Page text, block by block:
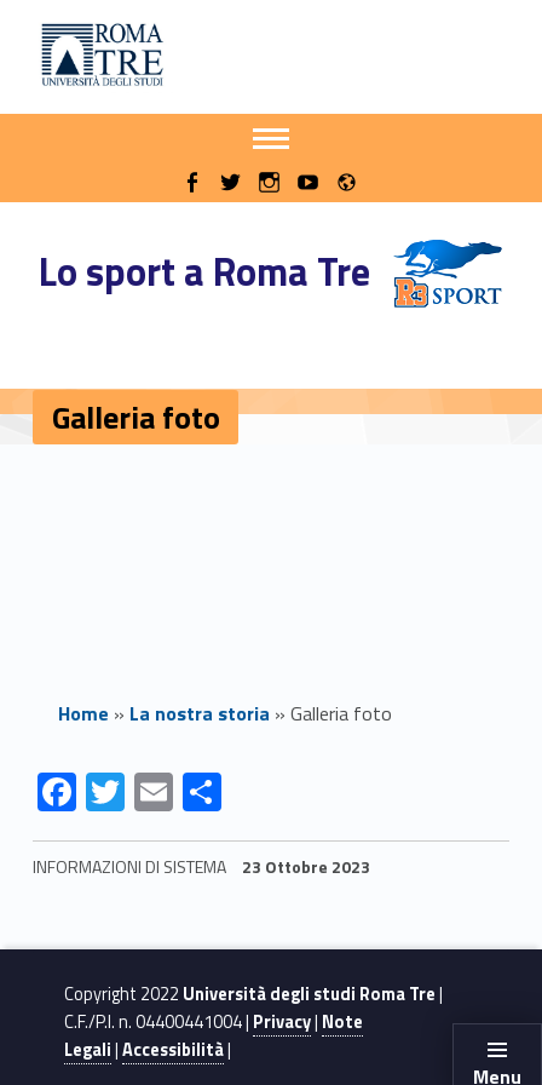
Galleria foto - Sito delle iniziative sportive di Roma Tre
Lo sport a Roma Tre
Menu
Apri il menu secondario
WebMan on Facebook
WebMan on TwitterWebMan on Instagram
WebMan on Youtube
Galleria foto
Home » La nostra storia » Galleria foto
G
a
l
l
F
ac
e
o
o
k
T
w
itt
E
m
ai
S
h
ar
INFORMAZIONI DI SISTEMA 23 Ottobre 2023
Copyright 2022 Università degli studi Roma Tre|
C.F./P.I. n. 04400441004 | Privacy| Note
Legali|Accessibilità|